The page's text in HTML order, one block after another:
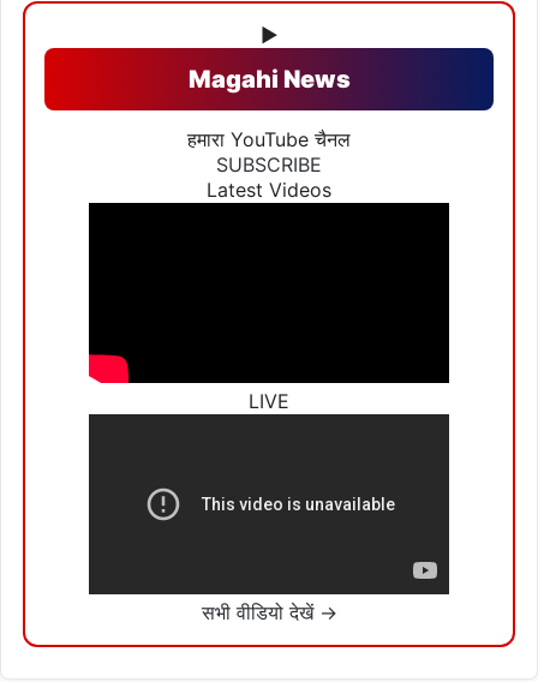
▶
Magahi News
हमारा YouTube चैनल
SUBSCRIBE
Latest Videos
LIVE
सभी वीडियो देखें →